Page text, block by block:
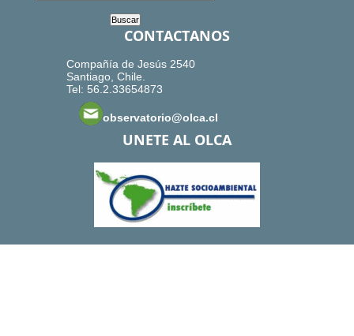
CONTACTANOS
Compañía de Jesús 2540
Santiago, Chile.
Tel: 56.2.33654873
observatorio@olca.cl
UNETE AL OLCA